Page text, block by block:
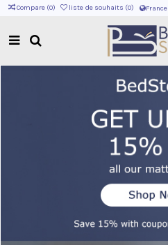
Compare (0) liste de souhaits (0) France